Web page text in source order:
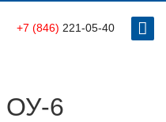
+7 (846) 221-05-40
ОУ-6